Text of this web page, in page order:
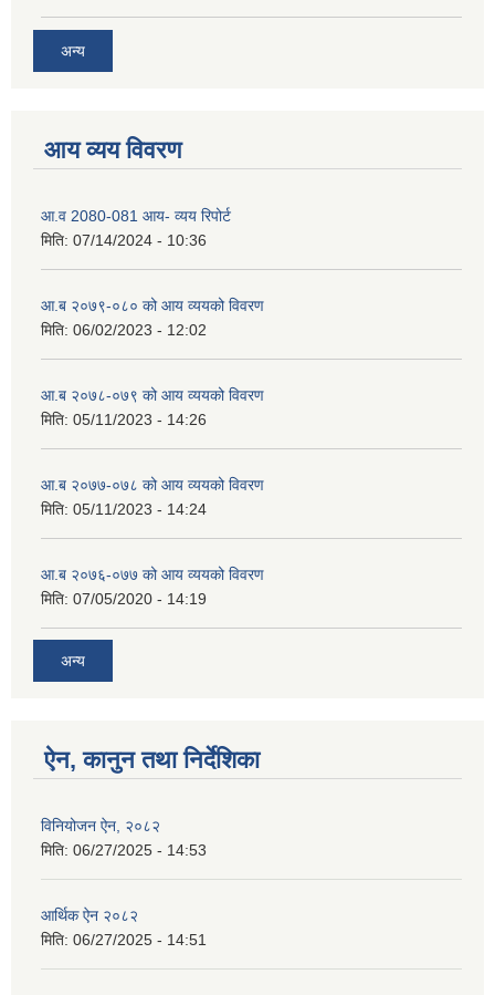
अन्य
आय व्यय विवरण
आ.व 2080-081 आय- व्यय रिपोर्ट
मिति: 07/14/2024 - 10:36
आ.ब २०७९-०८० को आय व्ययको विवरण
मिति: 06/02/2023 - 12:02
आ.ब २०७८-०७९ को आय व्ययको विवरण
मिति: 05/11/2023 - 14:26
आ.ब २०७७-०७८ को आय व्ययको विवरण
मिति: 05/11/2023 - 14:24
आ.ब २०७६-०७७ को आय व्ययको विवरण
मिति: 07/05/2020 - 14:19
अन्य
ऐन, कानुन तथा निर्देशिका
विनियोजन ऐन, २०८२
मिति: 06/27/2025 - 14:53
आर्थिक ऐन २०८२
मिति: 06/27/2025 - 14:51